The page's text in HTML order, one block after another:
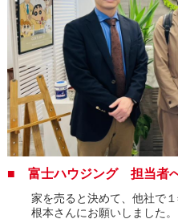
■ 富士ハウジング 担当者
家を売ると決めて、他社で
根本さんにお願いしました。